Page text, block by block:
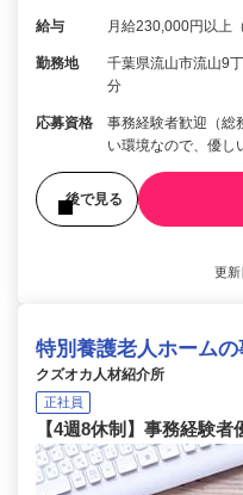
給与 月給230,000円以上
勤務地
千葉県流山市流山9
分
応募資格
事務経験者歓迎（
い環境なので、優し
後で見る
更
特別養護老人ホームの
クズオカ人材紹介所
正社員
【4週8休制】事務経験